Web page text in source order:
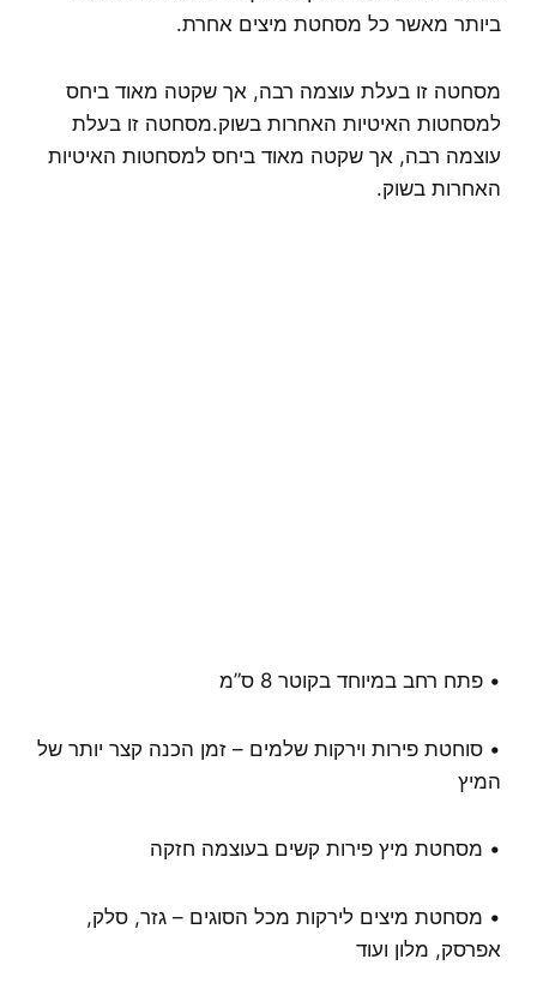
ביותר מאשר כל מסחטת מיצים אחרת.
מסחטה זו בעלת עוצמה רבה, אך שקטה מאוד ביחס
למסחטות האיטיות האחרות בשוק.מסחטה זו בעלת
עוצמה רבה, אך שקטה מאוד ביחס למסחטות האיטיות
האחרות בשוק.
• פתח רחב במיוחד בקוטר 8 ס”מ
• סוחטת פירות וירקות שלמים – זמן הכנה קצר יותר של
המיץ
• מסחטת מיץ פירות קשים בעוצמה חזקה
• מסחטת מיצים לירקות מכל הסוגים – גזר, סלק,
אפרסק, מלון ועוד